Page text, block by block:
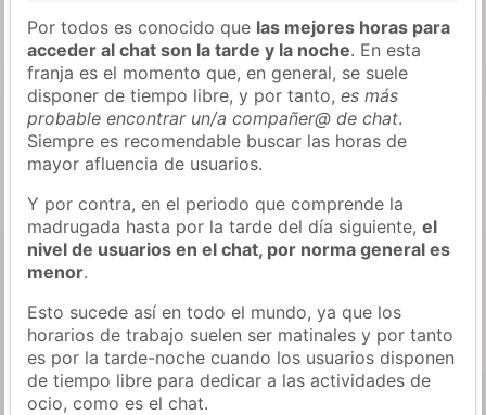
Por todos es conocido que las mejores horas para
acceder al chat son la tarde y la noche. En esta
franja es el momento que, en general, se suele
disponer de tiempo libre, y por tanto,es más
probable encontrar un/a compañer@ de chat.
Siempre es recomendable buscar las horas de
mayor afluencia de usuarios.
Y por contra, en el periodo que comprende la
madrugada hasta por la tarde del día siguiente,el
nivel de usuarios en el chat, por norma general es
menor.
Esto sucede así en todo el mundo, ya que los
horarios de trabajo suelen ser matinales y por tanto
es por la tarde-noche cuando los usuarios disponen
de tiempo libre para dedicar a las actividades de
ocio, como es el chat.